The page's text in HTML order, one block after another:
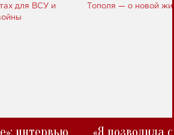
интервью
«Я позволила